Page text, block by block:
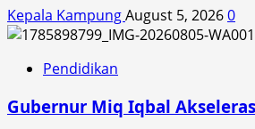
Kepala KampungAugust 5, 20260
Pendidikan
Gubernur Miq Iqbal